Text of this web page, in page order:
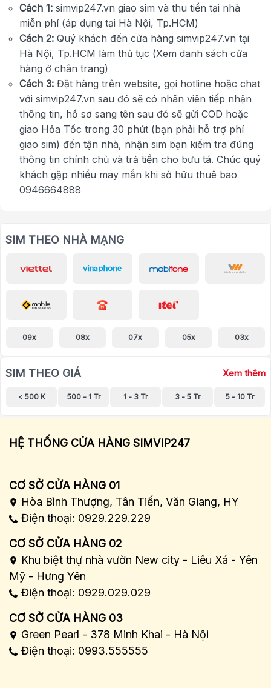
Cách 1: simvip247.vn giao sim và thu tiền tại nhà
miễn phí (áp dụng tại Hà Nội, Tp.HCM)
Cách 2: Quý khách đến cửa hàng simvip247.vn tại
Hà Nội, Tp.HCM làm thủ tục (Xem danh sách cửa
hàng ở chân trang)
Cách 3: Đặt hàng trên website, gọi hotline hoặc chat
với simvip247.vn sau đó sẽ có nhân viên tiếp nhận
thông tin, hồ sơ sang tên sau đó sẽ gửi COD hoặc
giao Hỏa Tốc trong 30 phút (bạn phải hỗ trợ phí
giao sim) đến tận nhà, nhận sim bạn kiểm tra đúng
thông tin chính chủ và trả tiền cho bưu tá. Chúc quý
khách gặp nhiều may mắn khi sở hữu thuê bao
0946664888
SIM THEO NHÀ MẠNG
09x 08x 07x 05x 03x
SIM THEO GIÁ Xem thêm
< 500 K 500 - 1 Tr 1 - 3 Tr 3 - 5 Tr 5 - 10 Tr
HỆ THỐNG CỬA HÀNG SIMVIP247
CƠ SỞ CỬA HÀNG 01
Hòa Bình Thượng, Tân Tiến, Văn Giang, HY
Điện thoại: 0929.229.229
CƠ SỞ CỬA HÀNG 02
Khu biệt thự nhà vườn New city - Liêu Xá - Yên
Mỹ - Hưng Yên
Điện thoại: 0929.029.029
CƠ SỞ CỬA HÀNG 03
Green Pearl - 378 Minh Khai - Hà Nội
Điện thoại: 0993.555555